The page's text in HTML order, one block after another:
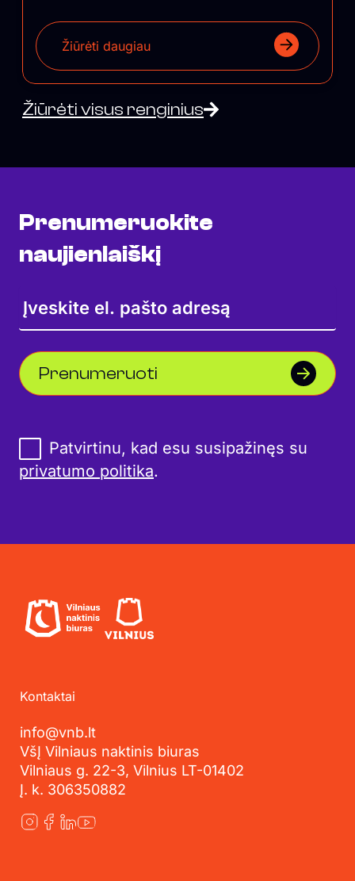
Žiūrėti daugiau
Žiūrėti visus renginius
Prenumeruokite
naujienlaiškį
Prenumeruoti
Patvirtinu, kad esu susipažinęs su
privatumo politika.
Kontaktai
info@vnb.lt
VšĮ Vilniaus naktinis biuras
Vilniaus g. 22-3, Vilnius LT-01402
Į. k. 306350882